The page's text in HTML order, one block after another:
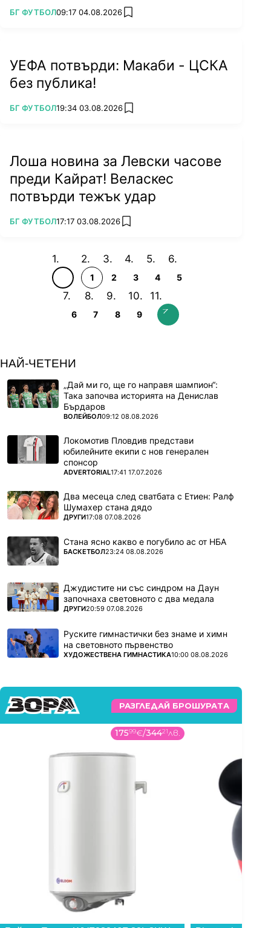
ПОВЕЧЕ ОТ
БГ ФУТБОЛ09:17 04.08.2026 add favorites
УЕФА потвърди: Макаби - ЦСКА
без публика!
ПОВЕЧЕ ОТ
БГ ФУТБОЛ19:34 03.08.2026 add favorites
Лоша новина за Левски часове
преди Кайрат! Веласкес
потвърди тежък удар
ПОВЕЧЕ ОТ
БГ ФУТБОЛ17:17 03.08.2026 add favorites
1 2 3 4 5
6 7 8 9
НАЙ-ЧЕТЕНИ
„Дай ми го, ще го направя шампион“:
Така започва историята на Денислав
Бърдаров
ПОВЕЧЕ ОТ
ВОЛЕЙБОЛ09:12 08.08.2026
Локомотив Пловдив представи
юбилейните екипи с нов генерален
спонсор
ПОВЕЧЕ ОТ
ADVERTORIAL17:41 17.07.2026
Два месеца след сватбата с Етиен: Ралф
Шумахер стана дядо
ПОВЕЧЕ ОТ
ДРУГИ17:08 07.08.2026
Стана ясно какво е погубило ас от НБА
ПОВЕЧЕ ОТ
БАСКЕТБОЛ23:24 08.08.2026
Джудистите ни със синдром на Даун
започнаха световното с два медала
ПОВЕЧЕ ОТ
ДРУГИ20:59 07.08.2026
Руските гимнастички без знаме и химн
на световното първенство
ПОВЕЧЕ ОТ
ХУДОЖЕСТВЕНА ГИМНАСТИКА10:00 08.08.2026
РАЗГЛЕДАЙ БРОШУРАТА
17599€/34421лв.